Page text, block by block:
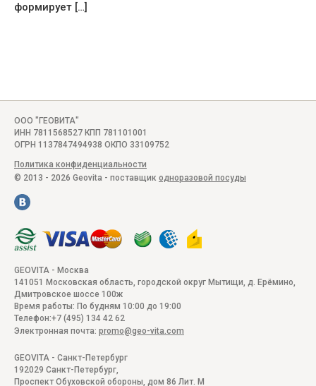
формирует […]
ООО "ГЕОВИТА"
ИНН 7811568527 КПП 781101001
ОГРН 1137847494938 ОКПО 33109752
Политика конфиденциальности
© 2013 - 2026 Geovita - поставщик одноразовой посуды
GEOVITA - Москва
141051
Московская область, городской округ Мытищи, д. Ерёмино,
Дмитровское шоссе 100ж
Время работы: По будням 10:00 до 19:00
Телефон:+7 (495) 134 42 62
Электронная почта: promo@geo-vita.com
GEOVITA - Санкт-Петербург
192029 Санкт-Петербург,
Проспект Обуховской обороны, дом 86 Лит. М